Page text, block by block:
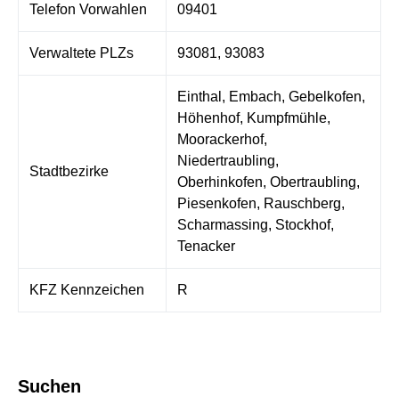
Telefon Vorwahlen 09401
Verwaltete PLZs 93081, 93083
Stadtbezirke
Einthal, Embach, Gebelkofen,
Höhenhof, Kumpfmühle,
Moorackerhof,
Niedertraubling,
Oberhinkofen, Obertraubling,
Piesenkofen, Rauschberg,
Scharmassing, Stockhof,
Tenacker
KFZ Kennzeichen R
Suchen